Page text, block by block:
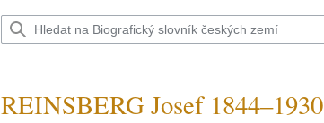
REINSBERG Josef 1844–1930